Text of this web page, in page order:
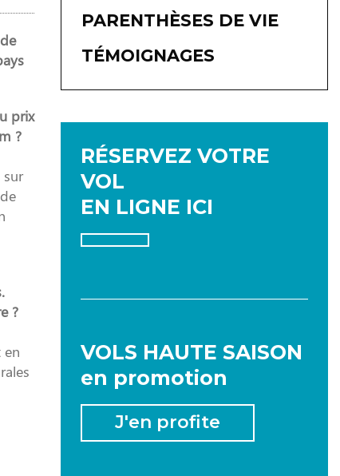
prix
?
sur
?
en
PARENTHÈSES DE VIE
TÉMOIGNAGES
RÉSERVEZ VOTRE
VOL
EN LIGNE ICI
VOLS HAUTE SAISON
en promotion
J'en profite
2026
JANVIER
AVRIL MAI